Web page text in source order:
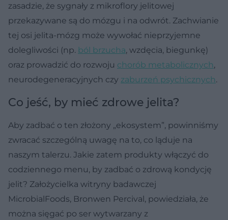
zasadzie, że sygnały z mikroflory jelitowej
przekazywane są do mózgu i na odwrót. Zachwianie
tej osi jelita-mózg może wywołać nieprzyjemne
dolegliwości (np. ból brzucha, wzdęcia, biegunkę)
oraz prowadzić do rozwoju chorób metabolicznych,
neurodegeneracyjnych czy zaburzeń psychicznych.
Co jeść, by mieć zdrowe jelita?
Aby zadbać o ten złożony „ekosystem”, powinniśmy
zwracać szczególną uwagę na to, co ląduje na
naszym talerzu. Jakie zatem produkty włączyć do
codziennego menu, by zadbać o zdrową kondycję
jelit? Założycielka witryny badawczej
MicrobialFoods, Bronwen Percival, powiedziała, że
można sięgać po ser wytwarzany z